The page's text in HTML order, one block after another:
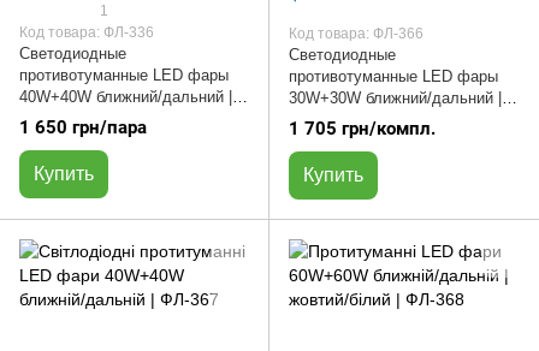
1
Код товара: ФЛ-336
Светодиодные
противотуманные LED фары
40W+40W ближний/дальний |
желтый/белый | ФЛ-336
1 650 грн/пара
Купить
Код товара: ФЛ-366
Светодиодные
противотуманные LED фары
30W+30W ближний/дальний |
желтый/белый | ФЛ-366
1 705 грн/компл.
Купить